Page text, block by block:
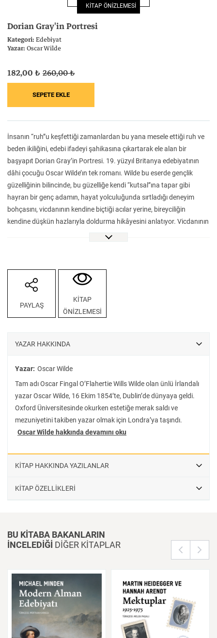
Felsefe Kesişimler
İnsan ve Toplum
Klasik Bilim
KİTAP ÖNİZLEMESİ
Dorian Gray'in Portresi
Kategori:Edebiyat
Yazar:Oscar Wilde
İnsanın “ruh”u keşfettiği zamanlardan bu yana mesele ettiği ruh ve
beden ikiliğini, edebi ifadeyi şahikasına çıkartarak ele alan bir
başyapıt Dorian Gray’in Portresi. 19. yüzyıl Britanya edebiyatının
dâhi çocuğu Oscar Wilde’ın tek romanı. Wilde bu eserde gençlik
güzelliğinin bilincinde, bu güzelliğe kendi “kutsal”ına tapar gibi
hayran bir genç adamın, hayat yolculuğunda sırtladığı deneyim
bohçasını, vicdanının kendine biçtiği acılar yerine, bireyciliğin
kendine düşkün hazlarıyla doldurma hikâyesini anlatıyor. Vicdanının
acılarının bedeninde bıraktığı izlerden kaçarak, güzelliğini korumak
kendi hikâyesini anlatırken, işlediği her bir günaha karşılık bir lekeyle
Dorian’ın peşini bırakmayan portresini. Dorian Gray’in Portresi,
imajlara hapsolmuş günümüz dünyası insanına ve onun, Oscar
Wilde’ın Hamlet göndermesiyle, “Bir hüznün resmi gibi/Kalbi
olmayan bir yüz” gibi yaşamına dair asla eskimeyecek bir klasik!
182,00 ₺ 260,00 ₺
PAYLAŞ
KİTAP
ÖNİZLEMESİ
YAZAR HAKKINDA
Yazar: Oscar Wilde
Tam adı Oscar Fingal O’Flahertie Wills Wilde olan ünlü İrlandalı
yazar Oscar Wilde, 16 Ekim 1854’te, Dublin’de dünyaya geldi.
Oxford Üniversitesinde okurken estetiğe merak saldı ve
mezuniyetini takiben yazar olmak için Londra’ya taşındı.
Oscar Wilde hakkında devamını oku
KİTAP HAKKINDA YAZILANLAR
KİTAP ÖZELLİKLERİ
BU KİTABA BAKANLARIN
İNCELEDİĞİ DİĞER KİTAPLAR